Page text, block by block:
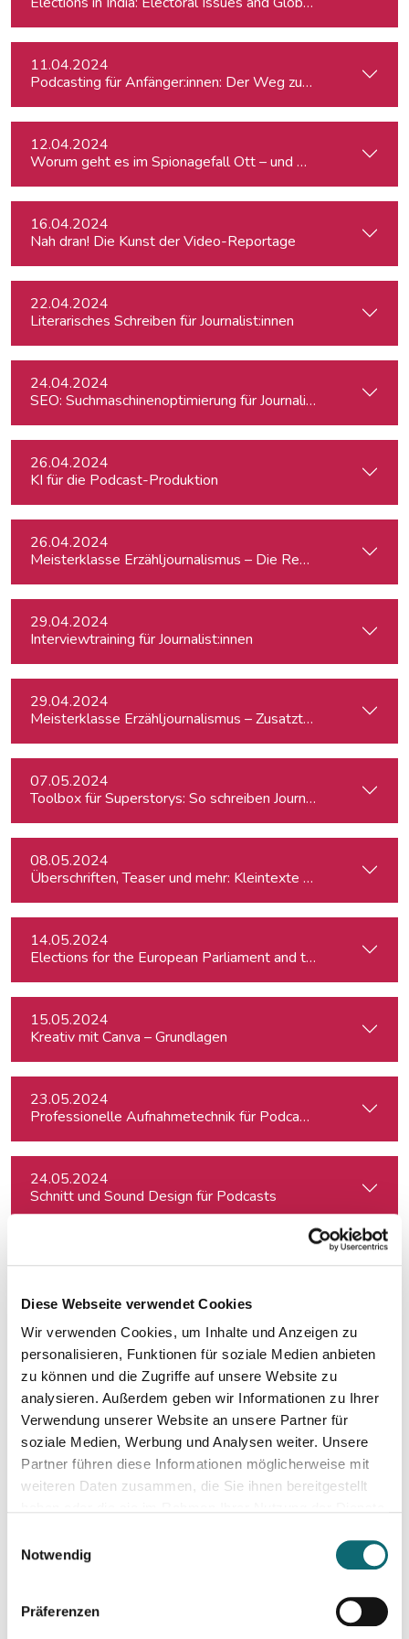
Diese Webseite verwendet Cookies
Wir verwenden Cookies, um Inhalte und Anzeigen zu
personalisieren, Funktionen für soziale Medien anbieten
zu können und die Zugriffe auf unsere Website zu
analysieren. Außerdem geben wir Informationen zu Ihrer
Verwendung unserer Website an unsere Partner für
soziale Medien, Werbung und Analysen weiter. Unsere
Partner führen diese Informationen möglicherweise mit
weiteren Daten zusammen, die Sie ihnen bereitgestellt
Notwendig
Präferenzen
11.04.2024
Podcasting für Anfänger:innen: Der Weg zum eigenen
12.04.2024
Worum geht es im Spionagefall Ott – und wie reagiert die
16.04.2024
Nah dran! Die Kunst der Video-Reportage
22.04.2024
Literarisches Schreiben für Journalist:innen
24.04.2024
SEO: Suchmaschinenoptimierung für Journalist:innen
26.04.2024
KI für die Podcast-Produktion
26.04.2024
Meisterklasse Erzähljournalismus – Die
29.04.2024
Interviewtraining für Journalist:innen
29.04.2024
Meisterklasse Erzähljournalismus – Zusatztermin
07.05.2024
Toolbox für Superstorys: So schreiben Journalist:innen
08.05.2024
Überschriften, Teaser und mehr: Kleintexte einfach besser
14.05.2024
15.05.2024
Kreativ mit Canva – Grundlagen
23.05.2024
Professionelle Aufnahmetechnik für Podcasts
24.05.2024
Schnitt und Sound Design für Podcasts
04.06.2024
Kreativ mit Canva – Advanced
06.06.2024
Schreiben für Hörfunk, Podcast und Moderation
11.06.2024
Slovakia: Understanding political polarizations and their